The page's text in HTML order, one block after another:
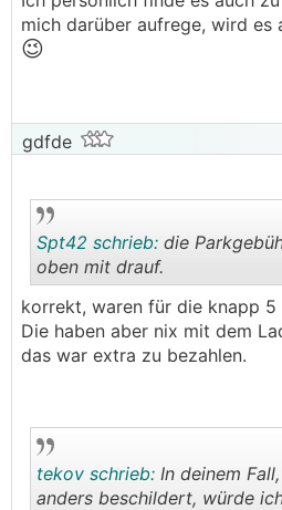
mich darüber aufrege, wird es
😉
gdfde
..
Spt42 schrieb: die
oben mit drauf.
korrekt, waren für die knapp 5
Die haben aber nix mit dem
das war extra zu bezahlen.
tekov schrieb: In deinem
anders beschildert, würde